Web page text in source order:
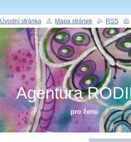
Agentura
pro ženu
Úvodní stránka Mapa stránek RSS